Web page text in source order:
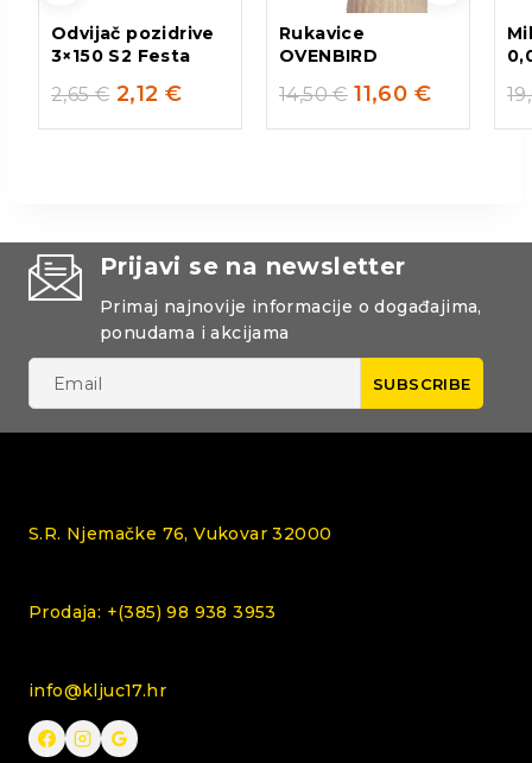
Odvijač pozidrive
3×150 S2 Festa
2,65€ 2,12 €
Rukavice
OVENBIRD
14,50€ 11,60 €
Prijavi se na newsletter
Primaj najnovije informacije o događajima,
ponudama i akcijama
S.R. Njemačke 76, Vukovar 32000
Prodaja: +(385) 98 938 3953
info@kljuc17.hr